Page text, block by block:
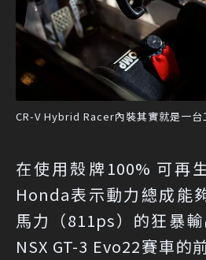
CR-V Hybrid Racer內裝其實就是一
在使用殼牌100% 可再
Honda表示動力總成能
馬力（811ps）的狂暴
NSX GT-3 Evo22賽車的